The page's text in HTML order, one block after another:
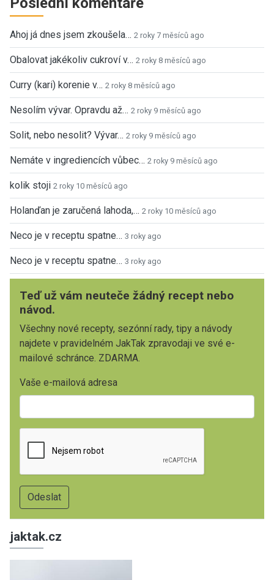
Ahoj já dnes jsem zkoušela… 2 roky 7 měsíců ago
Obalovat jakékoliv cukroví v… 2 roky 8 měsíců ago
Curry (kari) korenie v… 2 roky 8 měsíců ago
Nesolím vývar. Opravdu až… 2 roky 9 měsíců ago
Solit, nebo nesolit? Vývar… 2 roky 9 měsíců ago
Nemáte v ingrediencích vůbec… 2 roky 9 měsíců ago
kolik stoji 2 roky 10 měsíců ago
Holanďan je zaručená lahoda,… 2 roky 10 měsíců ago
Neco je v receptu spatne… 3 roky ago
Neco je v receptu spatne… 3 roky ago
Teď už vám neuteče žádný recept nebo
návod.
Všechny nové recepty, sezónní rady, tipy a návody
najdete v pravidelném JakTak zpravodaji ve své e-
mailové schránce. ZDARMA.
Vaše e-mailová adresa
jaktak.cz